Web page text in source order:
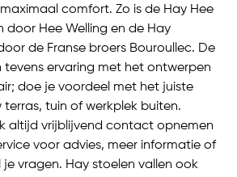
comfort. Zo is de Hay Hee
Hee Welling en de Hay
de Franse broers Bouroullec. De
tevens ervaring met het ontwerpen
doe je voordeel met het juiste
tuin of werkplek buiten.
altijd vrijblijvend contact opnemen
voor advies, meer informatie of
vragen. Hay stoelen vallen ook